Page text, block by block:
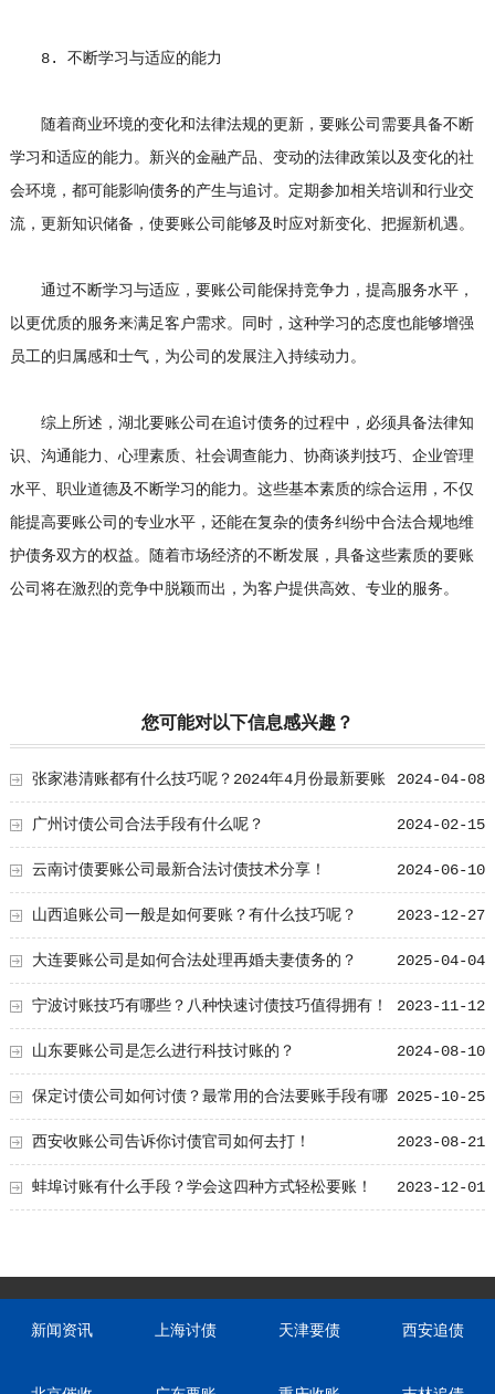
8. 不断学习与适应的能力
随着商业环境的变化和法律法规的更新，要账公司需要具备不断
学习和适应的能力。新兴的金融产品、变动的法律政策以及变化的社
会环境，都可能影响债务的产生与追讨。定期参加相关培训和行业交
流，更新知识储备，使要账公司能够及时应对新变化、把握新机遇。
通过不断学习与适应，要账公司能保持竞争力，提高服务水平，
以更优质的服务来满足客户需求。同时，这种学习的态度也能够增强
员工的归属感和士气，为公司的发展注入持续动力。
综上所述，湖北要账公司在追讨债务的过程中，必须具备法律知
识、沟通能力、心理素质、社会调查能力、协商谈判技巧、企业管理
水平、职业道德及不断学习的能力。这些基本素质的综合运用，不仅
能提高要账公司的专业水平，还能在复杂的债务纠纷中合法合规地维
护债务双方的权益。随着市场经济的不断发展，具备这些素质的要账
公司将在激烈的竞争中脱颖而出，为客户提供高效、专业的服务。
您可能对以下信息感兴趣？
2024-04-08
张家港清账都有什么技巧呢？2024年4月份最新要账
秘籍！ 2024-02-15
广州讨债公司合法手段有什么呢？
2024-06-10
云南讨债要账公司最新合法讨债技术分享！
2023-12-27
山西追账公司一般是如何要账？有什么技巧呢？
2025-04-04
大连要账公司是如何合法处理再婚夫妻债务的？
2023-11-12
宁波讨账技巧有哪些？八种快速讨债技巧值得拥有！
2024-08-10
山东要账公司是怎么进行科技讨账的？
2025-10-25
保定讨债公司如何讨债？最常用的合法要账手段有哪
些 2023-08-21
西安收账公司告诉你讨债官司如何去打！
2023-12-01
蚌埠讨账有什么手段？学会这四种方式轻松要账！
新闻资讯 上海讨债 天津要债 西安追债